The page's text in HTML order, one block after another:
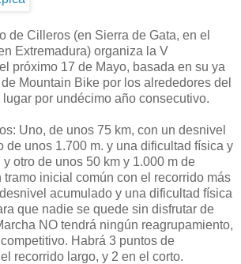
de Cilleros (en Sierra de Gata, en el
Extremadura) organiza la V
próximo 17 de Mayo, basada en su ya
Mountain Bike por los alrededores del
por undécimo año consecutivo.
Uno, de unos 75 km, con un desnivel
de unos 1.700 m. y una dificultad física y
otro de unos 50 km y 1.000 m de
tramo inicial común con el recorrido más
acumulado y una dificultad física
que nadie se quede sin disfrutar de
NO tendrá ningún reagrupamiento,
Habrá 3 puntos de
recorrido largo, y 2 en el corto.